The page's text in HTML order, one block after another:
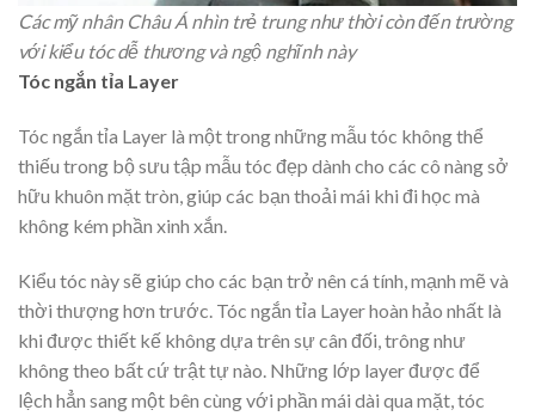
Các mỹ nhân Châu Á nhìn trẻ trung như thời còn đến trường
với kiểu tóc dễ thương và ngộ nghĩnh này
Tóc ngắn tỉa Layer
Tóc ngắn tỉa Layer là một trong những mẫu tóc không thể
thiếu trong bộ sưu tập mẫu tóc đẹp dành cho các cô nàng sở
hữu khuôn mặt tròn, giúp các bạn thoải mái khi đi học mà
không kém phần xinh xắn.
Kiểu tóc này sẽ giúp cho các bạn trở nên cá tính, mạnh mẽ và
thời thượng hơn trước. Tóc ngắn tỉa Layer hoàn hảo nhất là
khi được thiết kế không dựa trên sự cân đối, trông như
không theo bất cứ trật tự nào. Những lớp layer được để
lệch hẳn sang một bên cùng với phần mái dài qua mặt, tóc